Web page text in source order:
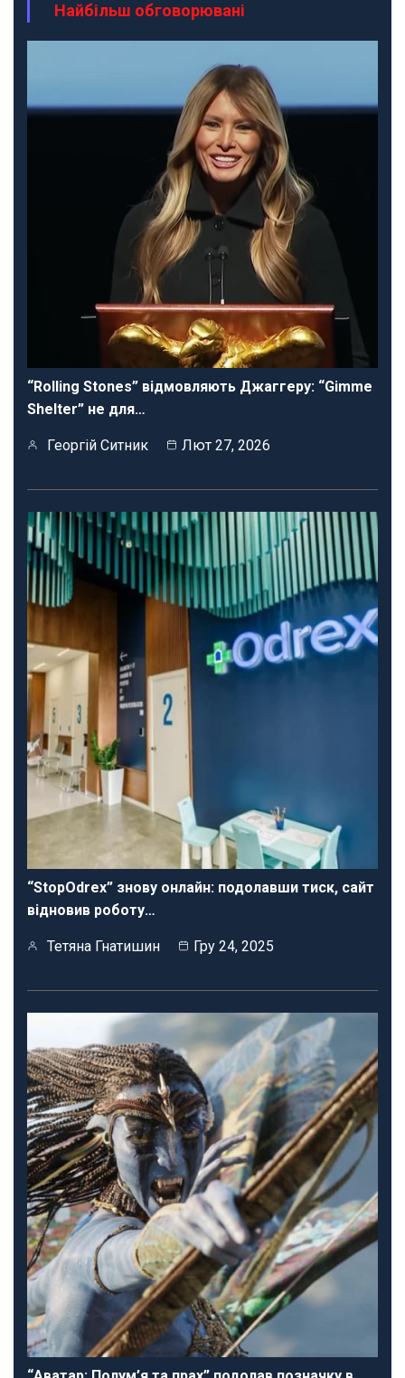
Найбільш обговорювані
“Rolling Stones” відмовляють Джаггеру: “Gimme
Shelter” не для…
Георгій Ситник Лют 27, 2026
“StopOdrex” знову онлайн: подолавши тиск, сайт
відновив роботу…
Тетяна Гнатишин Гру 24, 2025